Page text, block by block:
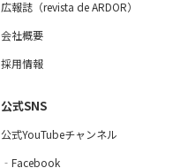
広報誌（revista de ARDOR）
会社概要
採用情報
公式SNS
公式YouTubeチャンネル
‐Facebook